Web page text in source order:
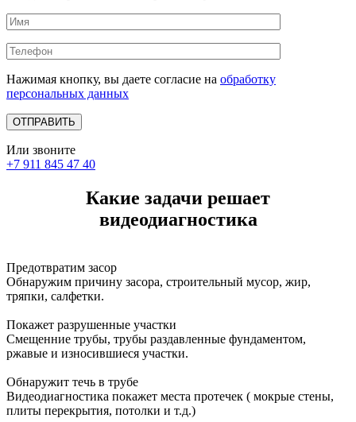
Нажимая кнопку, вы даете согласие на обработку
персональных данных
Или звоните
+7 911 845 47 40
Какие задачи решает
видеодиагностика
Предотвратим засор
Обнаружим причину засора, cтроительный мусор, жир,
тряпки, салфетки.
Покажет разрушенные участки
Смещенние трубы, трубы раздавленные фундаментом,
ржавые и износившиеся участки.
Обнаружит течь в трубе
Видеодиагностика покажет места протечек ( мокрые стены,
плиты перекрытия, потолки и т.д.)